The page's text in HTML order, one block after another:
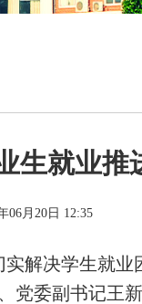
生就业推
06月20日 12:35
实解决学生就业
党委副书记王